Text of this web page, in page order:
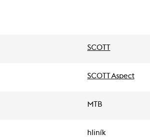
SCOTT
SCOTT Aspect
MTB
hliník